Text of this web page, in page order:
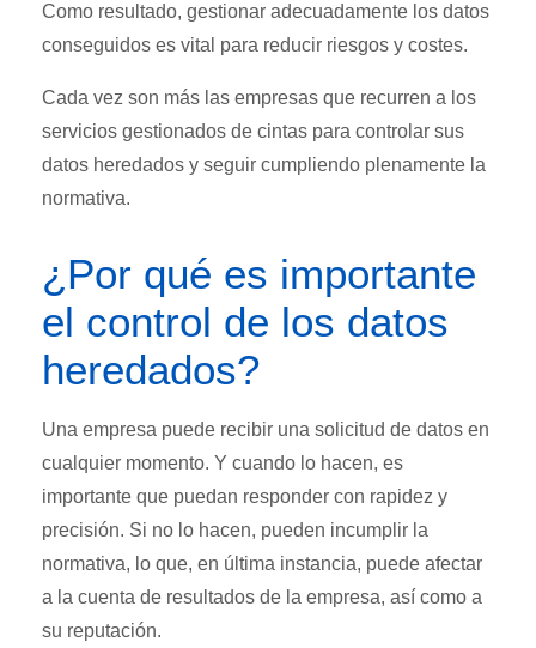
Como resultado, gestionar adecuadamente los datos
conseguidos es vital para reducir riesgos y costes.
Cada vez son más las empresas que recurren a los
servicios gestionados de cintas para controlar sus
datos heredados y seguir cumpliendo plenamente la
normativa.
¿Por qué es importante
el control de los datos
heredados?
Una empresa puede recibir una solicitud de datos en
cualquier momento. Y cuando lo hacen, es
importante que puedan responder con rapidez y
precisión. Si no lo hacen, pueden incumplir la
normativa, lo que, en última instancia, puede afectar
a la cuenta de resultados de la empresa, así como a
su reputación.